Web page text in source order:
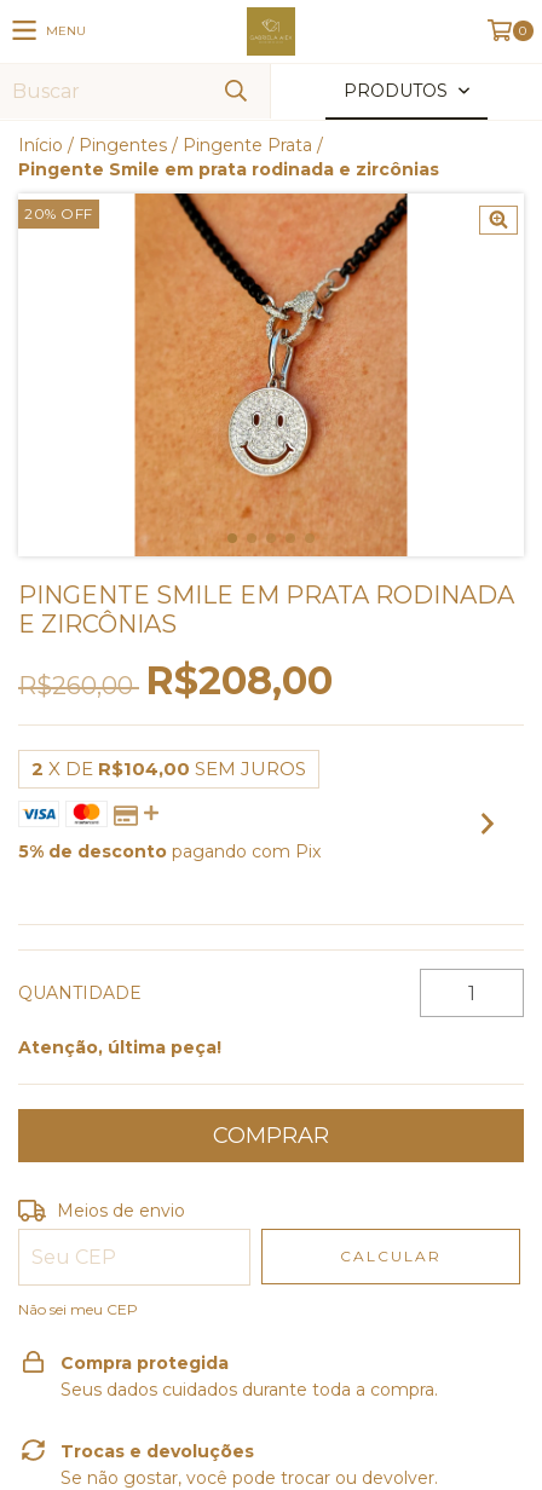
MENU 0
PRODUTOS
Início / Pingentes / Pingente Prata /
Pingente Smile em prata rodinada e zircônias
20% OFF
PINGENTE SMILE EM PRATA RODINADA
E ZIRCÔNIAS
R$260,00 R$208,00
2 X DE R$104,00 SEM JUROS
5% de desconto pagando com Pix
QUANTIDADE
Atenção, última peça!
Entregas para o CEP:
Meios de envio
CALCULAR
Não sei meu CEP
Compra protegida
Seus dados cuidados durante toda a compra.
Trocas e devoluções
Se não gostar, você pode trocar ou devolver.